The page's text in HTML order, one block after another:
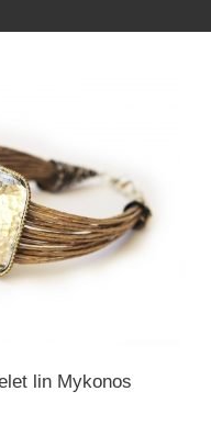
lin Mykonos